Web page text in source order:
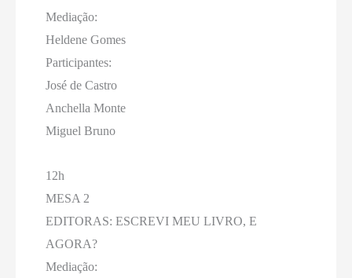
Mediação:
Heldene Gomes
Participantes:
José de Castro
Anchella Monte
Miguel Bruno
12h
MESA 2
EDITORAS: ESCREVI MEU LIVRO, E
AGORA?
Mediação: